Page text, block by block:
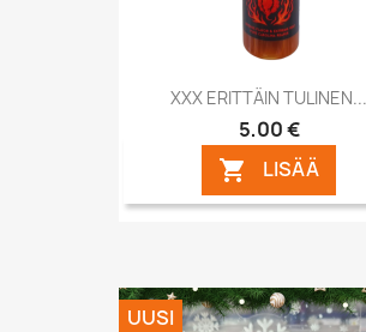
XXX ERITTÄIN TULINEN...
5,00 €
 LISÄÄ
UUSI